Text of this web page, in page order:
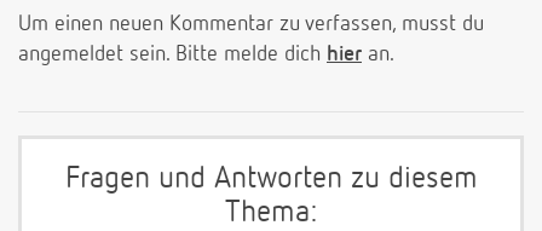
Um einen neuen Kommentar zu verfassen, musst du
angemeldet sein. Bitte melde dich hier an.
Fragen und Antworten zu diesem
Thema: